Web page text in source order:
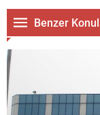
Benzer